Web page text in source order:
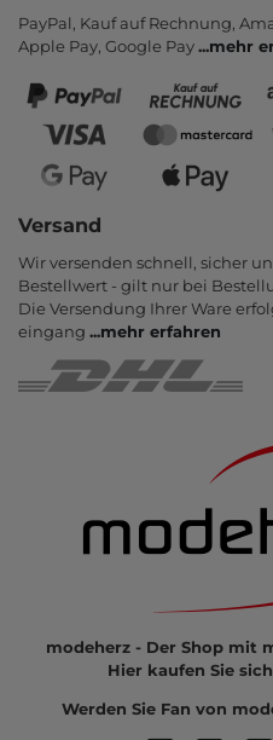
PayPal, Kauf auf Rechnung,
Apple Pay, Google Pay...mehr
Versand
Wir versenden schnell, sicher
Bestell­wert - gilt nur bei
Die Ver­sendung Ihrer Ware
eingang ...mehr erfahren
modeherz - Der Shop mit
Hier kaufen Sie
Werden Sie Fan von